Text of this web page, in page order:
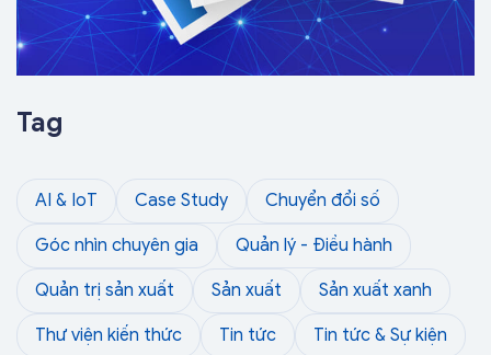
Tag
AI & IoT Case Study Chuyển đổi số
Góc nhìn chuyên gia Quản lý - Điều hành
Quản trị sản xuất Sản xuất Sản xuất xanh
Thư viện kiến thức Tin tức Tin tức & Sự kiện